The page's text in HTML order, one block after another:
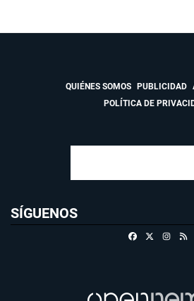
QUIÉNES SOMOS PUBLICIDAD
POLÍTICA DE
SÍGUENOS
Facebook